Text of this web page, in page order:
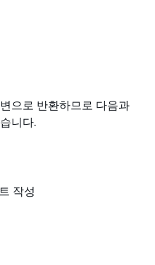
으로 반환하므로 다음과
니다.
작성